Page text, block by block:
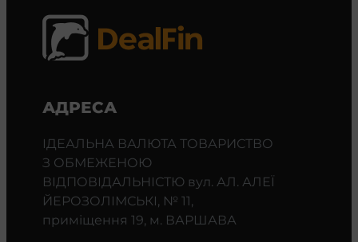
АДРЕСА
ІДЕАЛЬНА ВАЛЮТА ТОВАРИСТВО
З ОБМЕЖЕНОЮ
ВІДПОВІДАЛЬНІСТЮ вул. АЛ. АЛЕЇ
ЙЕРОЗОЛІМСЬКІ, № 11,
приміщення 19, м. ВАРШАВА